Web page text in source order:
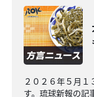
２０２６年５月
す。琉球新報の記